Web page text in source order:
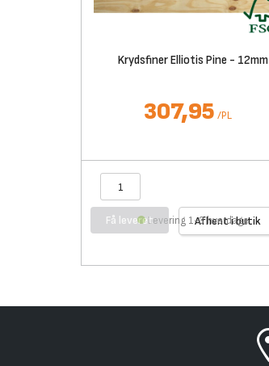
Krydsfiner Elliotis Pine - 12mm
307,95 /PL
Få leveret Afhent i butik
Levering 1-3 hverdage